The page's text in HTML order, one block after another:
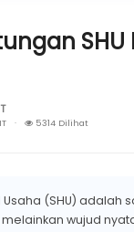
· 5314 Dilihat
Usaha (SHU)
wujud